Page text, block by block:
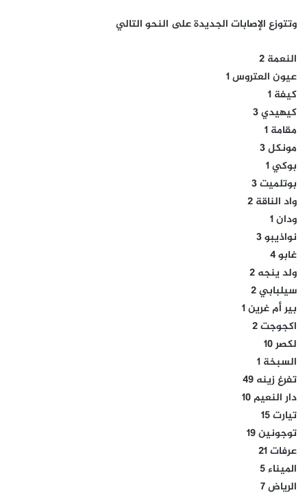
وتتوزع الإصابات الجديدة على النحو التالي
النعمة 2
عيون العتروس 1
كيفة 1
كيهيدي 3
مقامة 1
مونكل 3
بوكي 1
بوتلميت 3
واد الناقة 2
ودان 1
نواذيبو 3
غابو 4
ولد ينجه 2
سيلبابي 2
بير أم غرين 1
اكجوجت 2
لكصر 10
السبخة 1
تفرغ زينه 49
دار النعيم 10
تيارت 15
توجونين 19
عرفات 21
الميناء 5
الرياض 7